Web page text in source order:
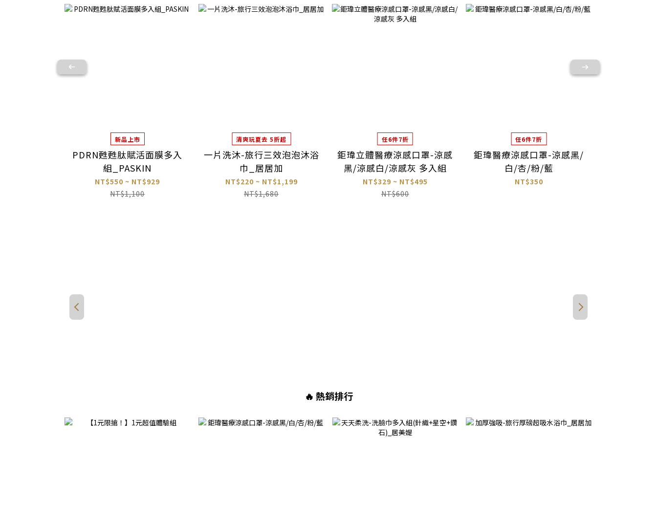
新品上市
PDRN甦甦肽賦活面膜多入
組_PASKIN
NT$550 ~ NT$929
NT$1,100
清爽玩夏去 5折起
一片洗沐-旅行三效泡泡沐浴
巾_居居加
NT$220 ~ NT$1,199
NT$1,680
任6件7折
鉅瑋立體醫療涼感口罩-涼感
黑/涼感白/涼感灰 多入組
NT$329 ~ NT$495
NT$600
任6件7折
鉅瑋醫療涼感口罩-涼感黑/
白/杏/粉/藍
NT$350
🔥 熱銷排行